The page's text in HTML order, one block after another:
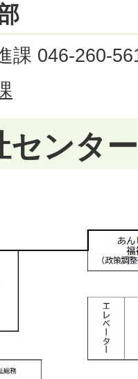
課 046-260-
センタ